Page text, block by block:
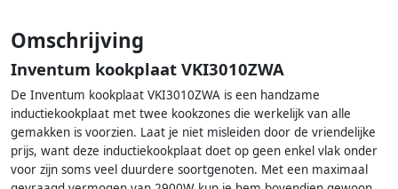
Omschrijving
Inventum kookplaat VKI3010ZWA
De Inventum kookplaat VKI3010ZWA is een handzame
inductiekookplaat met twee kookzones die werkelijk van alle
gemakken is voorzien. Laat je niet misleiden door de vriendelijke
prijs, want deze inductiekookplaat doet op geen enkel vlak onder
voor zijn soms veel duurdere soortgenoten. Met een maximaal